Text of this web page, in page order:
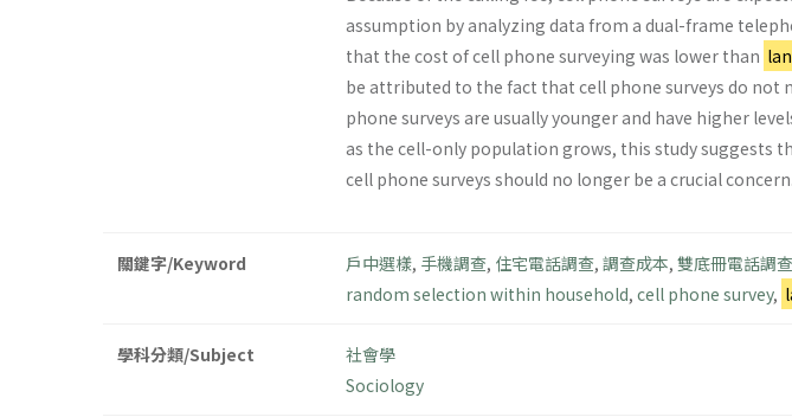
assumption by analyzing data from a dual-frame
that the cost of cell phone surveying was lower than
be attributed to the fact that cell phone surveys do not
phone surveys are usually younger and have higher
as the cell-only population grows, this study suggests
cell phone surveys should no longer be a crucial concern.
關鍵字/Keyword 戶中選樣, 手機調查, 住宅電話調查, 調查成本, 雙底冊電話調查
random selection within household, cell phone survey,
學科分類/Subject
社會學
Sociology